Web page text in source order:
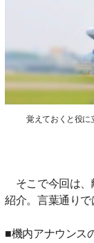
覚えておくと役
そこで今回は、
紹介。言葉通りで
■機内アナウンス